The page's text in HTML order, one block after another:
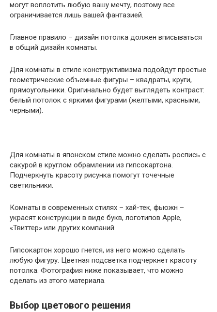
могут воплотить любую вашу мечту, поэтому все
ограничивается лишь вашей фантазией.
Главное правило – дизайн потолка должен вписываться
в общий дизайн комнаты.
Для комнаты в стиле конструктивизма подойдут простые
геометрические объемные фигуры – квадраты, круги,
прямоугольники. Оригинально будет выглядеть контраст:
белый потолок с яркими фигурами (желтыми, красными,
черными).
Для комнаты в японском стиле можно сделать роспись с
сакурой в круглом обрамлении из гипсокартона.
Подчеркнуть красоту рисунка помогут точечные
светильники.
Комнаты в современных стилях – хай-тек, фьюжн –
украсят конструкции в виде букв, логотипов Apple,
«Твиттер» или других компаний.
Гипсокартон хорошо гнется, из него можно сделать
любую фигуру. Цветная подсветка подчеркнет красоту
потолка. Фотография ниже показывает, что можно
сделать из этого материала.
Выбор цветового решения